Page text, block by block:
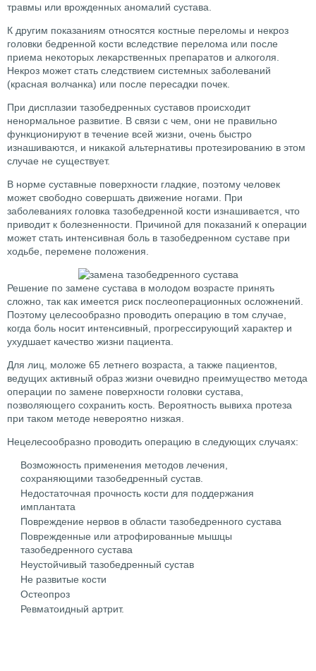
травмы или врожденных аномалий сустава.
К другим показаниям относятся костные переломы и некроз
головки бедренной кости вследствие перелома или после
приема некоторых лекарственных препаратов и алкоголя.
Некроз может стать следствием системных заболеваний
(красная волчанка) или после пересадки почек.
При дисплазии тазобедренных суставов происходит
ненормальное развитие. В связи с чем, они не правильно
функционируют в течение всей жизни, очень быстро
изнашиваются, и никакой альтернативы протезированию в этом
случае не существует.
В норме суставные поверхности гладкие, поэтому человек
может свободно совершать движение ногами. При
заболеваниях головка тазобедренной кости изнашивается, что
приводит к болезненности. Причиной для показаний к операции
может стать интенсивная боль в тазобедренном суставе при
ходьбе, перемене положения.
Решение по замене сустава в молодом возрасте принять
сложно, так как имеется риск послеоперационных осложнений.
Поэтому целесообразно проводить операцию в том случае,
когда боль носит интенсивный, прогрессирующий характер и
ухудшает качество жизни пациента.
Для лиц, моложе 65 летнего возраста, а также пациентов,
ведущих активный образ жизни очевидно преимущество метода
операции по замене поверхности головки сустава,
позволяющего сохранить кость. Вероятность вывиха протеза
при таком методе невероятно низкая.
Нецелесообразно проводить операцию в следующих случаях:
Возможность применения методов лечения,
сохраняющими тазобедренный сустав.
Недостаточная прочность кости для поддержания
имплантата
Повреждение нервов в области тазобедренного сустава
Поврежденные или атрофированные мышцы
тазобедренного сустава
Неустойчивый тазобедренный сустав
Не развитые кости
Остеопроз
Ревматоидный артрит.